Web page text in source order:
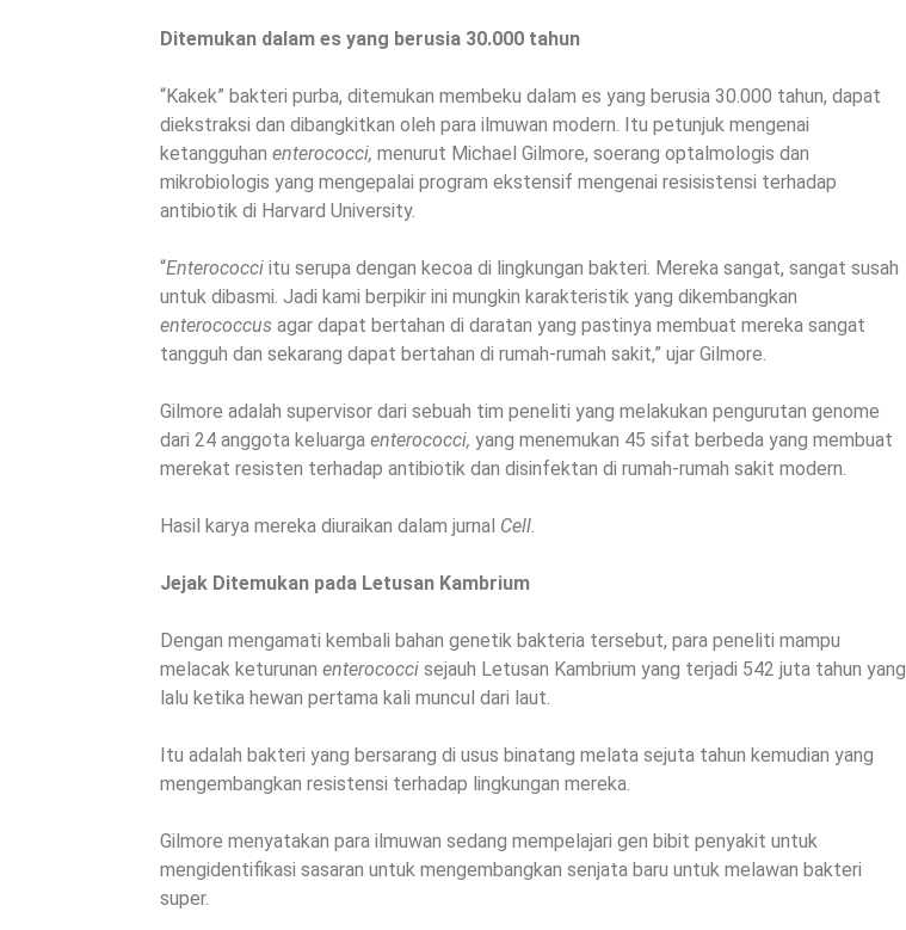
Ditemukan dalam es yang berusia 30.000 tahun
“Kakek” bakteri purba, ditemukan membeku dalam es yang berusia 30.000 tahun, dapat
diekstraksi dan dibangkitkan oleh para ilmuwan modern. Itu petunjuk mengenai
ketangguhanenterococci, menurut Michael Gilmore, soerang optalmologis dan
mikrobiologis yang mengepalai program ekstensif mengenai resisistensi terhadap
antibiotik di Harvard University.
“Enterococciitu serupa dengan kecoa di lingkungan bakteri. Mereka sangat, sangat susah
untuk dibasmi. Jadi kami berpikir ini mungkin karakteristik yang dikembangkan
enterococcusagar dapat bertahan di daratan yang pastinya membuat mereka sangat
tangguh dan sekarang dapat bertahan di rumah-rumah sakit,” ujar Gilmore.
Gilmore adalah supervisor dari sebuah tim peneliti yang melakukan pengurutan genome
dari 24 anggota keluarga enterococci,yang menemukan 45 sifat berbeda yang membuat
merekat resisten terhadap antibiotik dan disinfektan di rumah-rumah sakit modern.
Hasil karya mereka diuraikan dalam jurnal Cell.
Jejak Ditemukan pada Letusan Kambrium
Dengan mengamati kembali bahan genetik bakteria tersebut, para peneliti mampu
melacak keturunanenterococcisejauh Letusan Kambrium yang terjadi 542 juta tahun yang
lalu ketika hewan pertama kali muncul dari laut.
Itu adalah bakteri yang bersarang di usus binatang melata sejuta tahun kemudian yang
mengembangkan resistensi terhadap lingkungan mereka.
Gilmore menyatakan para ilmuwan sedang mempelajari gen bibit penyakit untuk
mengidentifikasi sasaran untuk mengembangkan senjata baru untuk melawan bakteri
super.